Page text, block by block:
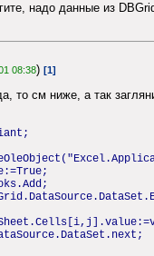
надо данные из
08:38) [1]
то см ниже, а так